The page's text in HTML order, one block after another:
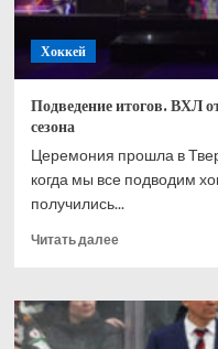
Хоккей
Подведение итогов. ВХЛ
сезона
Церемония прошла в
когда мы все подводим
получились...
Читать далееПрочитать
Подведение
итогов.